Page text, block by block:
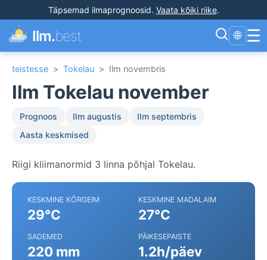
Täpsemad ilmaprognoosid. Vaata kõiki riike.
Ilm.best 🌐 ☰
teistesse > Tokelau > Ilm novembris
Ilm Tokelau november
Prognoos Ilm augustis
Ilm septembris
Aasta keskmised
Riigi kliimanormid 3 linna põhjal Tokelau.
KESKMINE KÕRGEIM
29°C
KESKMINE MADALAIM
27°C
SADEMED
220 mm
PÄIKESEPAISTE
1.2h/päev